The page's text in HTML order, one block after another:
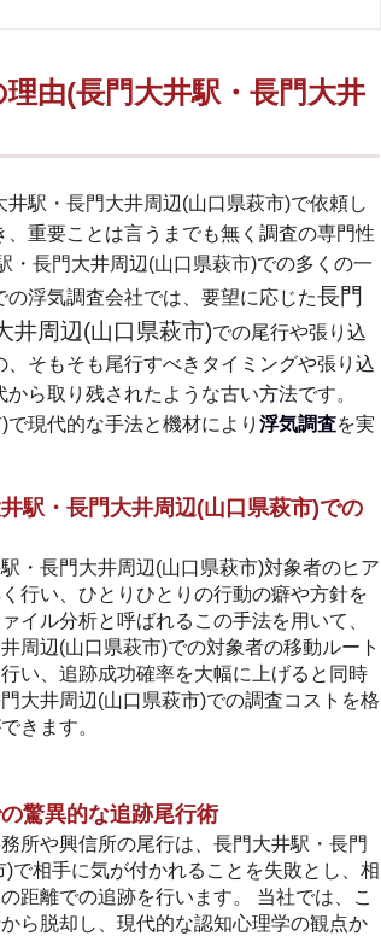
由(長門大井駅・長門大井
井駅・長門大井周辺(山口県萩市)で依頼し
、重要ことは言うまでも無く調査の専門性
・長門大井周辺(山口県萩市)での多くの一
の浮気調査会社では、要望に応じた長門
井周辺(山口県萩市)での尾行や張り込
、そもそも尾行すべきタイミングや張り込
ら取り残されたような古い方法です。
現代的な手法と機材により 浮気調査を実
駅・長門大井周辺(山口県萩市)での
・長門大井周辺(山口県萩市)対象者のヒア
行い、ひとりひとりの行動の癖や方針を
イル分析と呼ばれるこの手法を用いて、
周辺(山口県萩市)での対象者の移動ルート
い、追跡成功確率を大幅に上げると同時
大井周辺(山口県萩市)での調査コストを格
きます。
驚異的な追跡尾行術
所や興信所の尾行は、長門大井駅・長門
)で相手に気が付かれることを失敗とし、相
距離での追跡を行います。 当社では、こ
ら脱却し、現代的な認知心理学の観点か